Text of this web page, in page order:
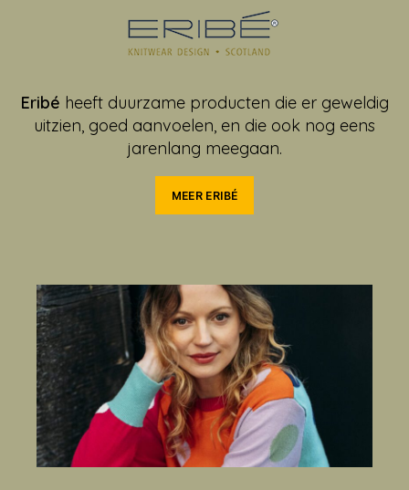
Eribé heeft duurzame producten die er geweldig
uitzien, goed aanvoelen, en die ook nog eens
jarenlang meegaan.
MEER ERIBÉ